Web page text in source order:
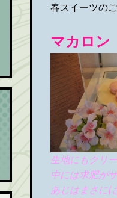
春スイーツの
マカロ
生地にもクリ
中には求肥が
あじはまさに(